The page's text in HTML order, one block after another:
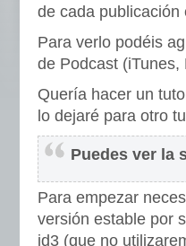
de cada publicación
Para verlo podéis
de Podcast
Quería hacer un
lo dejaré para otro
Puedes ver la
Para empezar
versión estable por
id3 (que no